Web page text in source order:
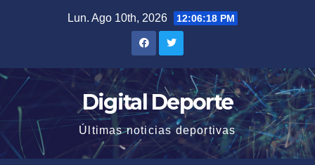
Lun. Ago 10th, 2026 12:06:18 PM
Digital Deporte
Últimas noticias deportivas